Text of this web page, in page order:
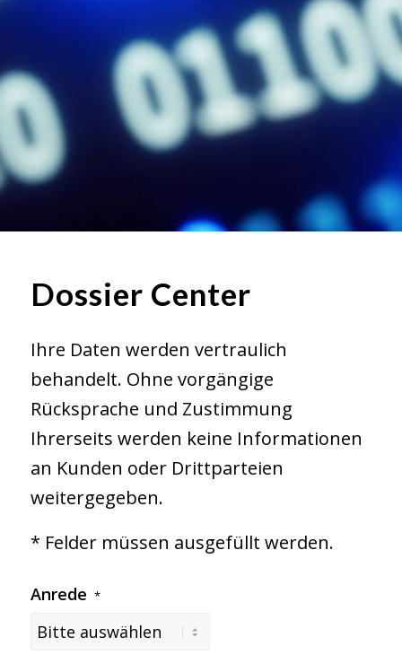
Dossier Center
Ihre Daten werden vertraulich
behandelt. Ohne vorgängige
Rücksprache und Zustimmung
Ihrerseits werden keine Informationen
an Kunden oder Drittparteien
weitergegeben.
* Felder müssen ausgefüllt werden.
Anrede *